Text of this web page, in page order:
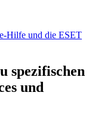
Hilfe und die ESET
spezifischen
und